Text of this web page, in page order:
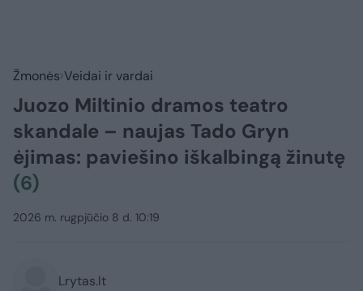
Žmonės Veidai ir vardai
Juozo Miltinio dramos teatro
skandale – naujas Tado Gryn
ėjimas: paviešino iškalbingą žinutę
(6)
2026 m. rugpjūčio 8 d. 10:19
Lrytas.lt